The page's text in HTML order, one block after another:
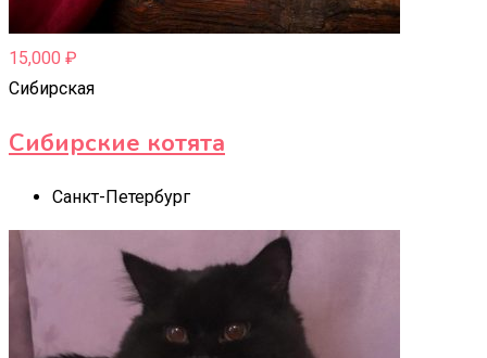
15,000 ₽
Сибирская
Сибирские котята
Санкт-Петербург